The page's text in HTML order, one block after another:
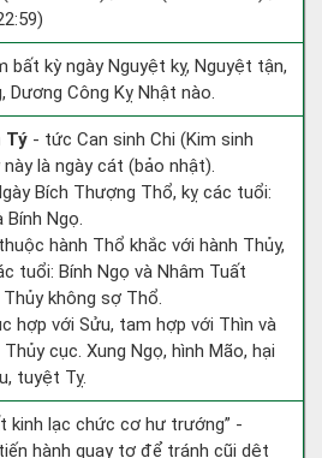
bất kỳ ngày Nguyệt kỵ, Nguyệt tận,
Dương Công Kỵ Nhật nào.
Tý - tức Can sinh Chi (Kim sinh
này là ngày cát (bảo nhật).
Bích Thượng Thổ, kỵ các tuổi:
Bính Ngọ.
hành Thổ khắc với hành Thủy,
tuổi: Bính Ngọ và Nhâm Tuất
không sợ Thổ.
hợp với Sửu, tam hợp với Thìn và
cục. Xung Ngọ, hình Mão, hại
tuyệt Tỵ.
kinh lạc chức cơ hư trướng” -
hành quay tơ để tránh cũi dệt